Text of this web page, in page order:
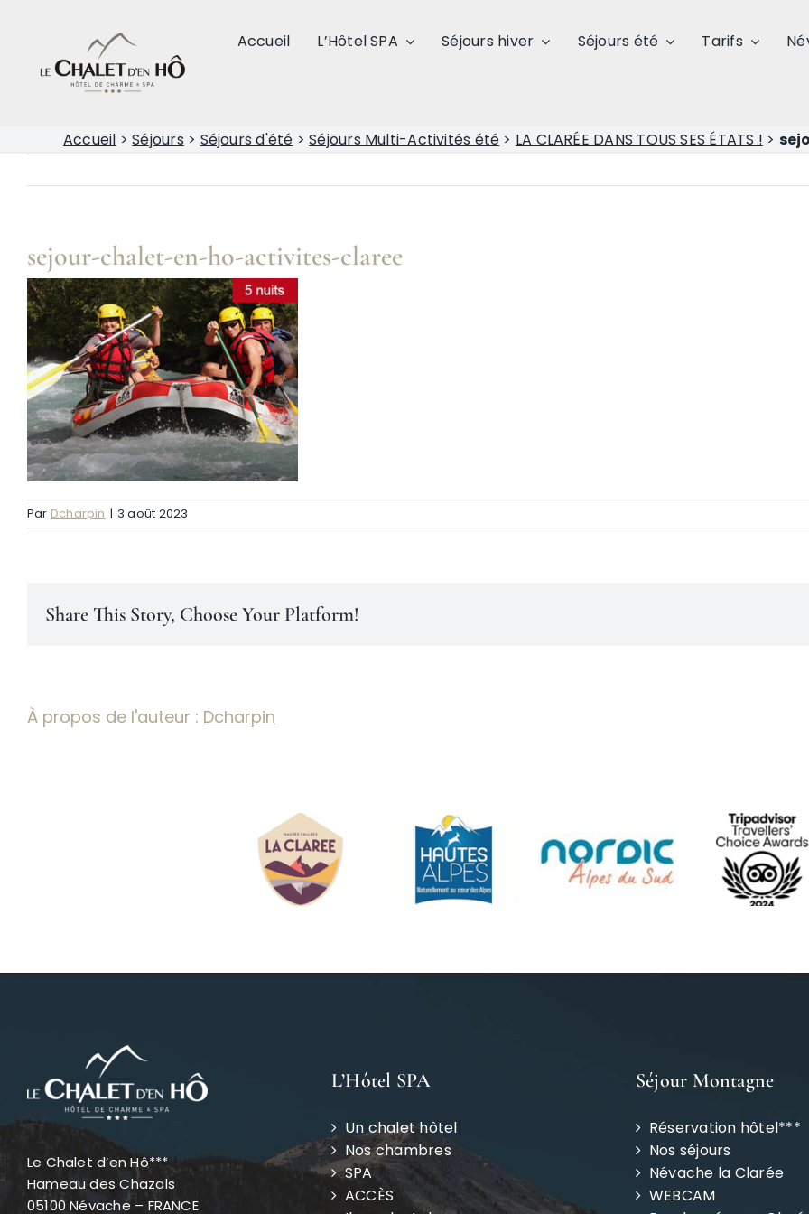
Accueil L’Hôtel SPA Séjours hiver Séjours été Tarifs
Accueil >Séjours > Séjours d'été >Séjours Multi-Activités été > LA CLARÉE DANS TOUS SES ÉTATS ! >
sejour-chalet-en-ho-activites-claree
Par Dcharpin | 3 août 2023
Share This Story, Choose Your Platform!
À propos de l'auteur : Dcharpin
Le Chalet d’en Hô***
Hameau des Chazals
05100 Névache – FRANCE
L’Hôtel SPA
Un chalet hôtel
Nos chambres
SPA
ACCÈS
Séjour Montagne
Réservation hôtel***
Nos séjours
Névache la Clarée
WEBCAM